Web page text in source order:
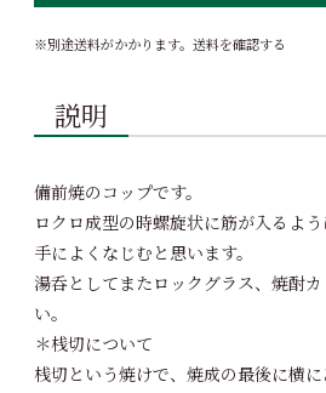
※別途送料がかかります。 送料を確認する
説明
備前焼のコップです。
ロクロ成型の時螺旋状に筋が入るよう
手によくなじむと思います。
湯呑としてまたロックグラス、焼酎
い。
＊桟切について
桟切という焼けで、焼成の最後に横